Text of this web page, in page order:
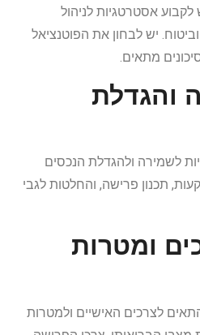
לקבוע אסטרטגיות לניהול
יש לבחון את הפוטנציאל
מתאים.
והגדלת
לשמירה ולהגדלת הנכסים
תכנון פרישה, והחלטות לגבי
ומטרות
לצרכים האישיים ולמטרות